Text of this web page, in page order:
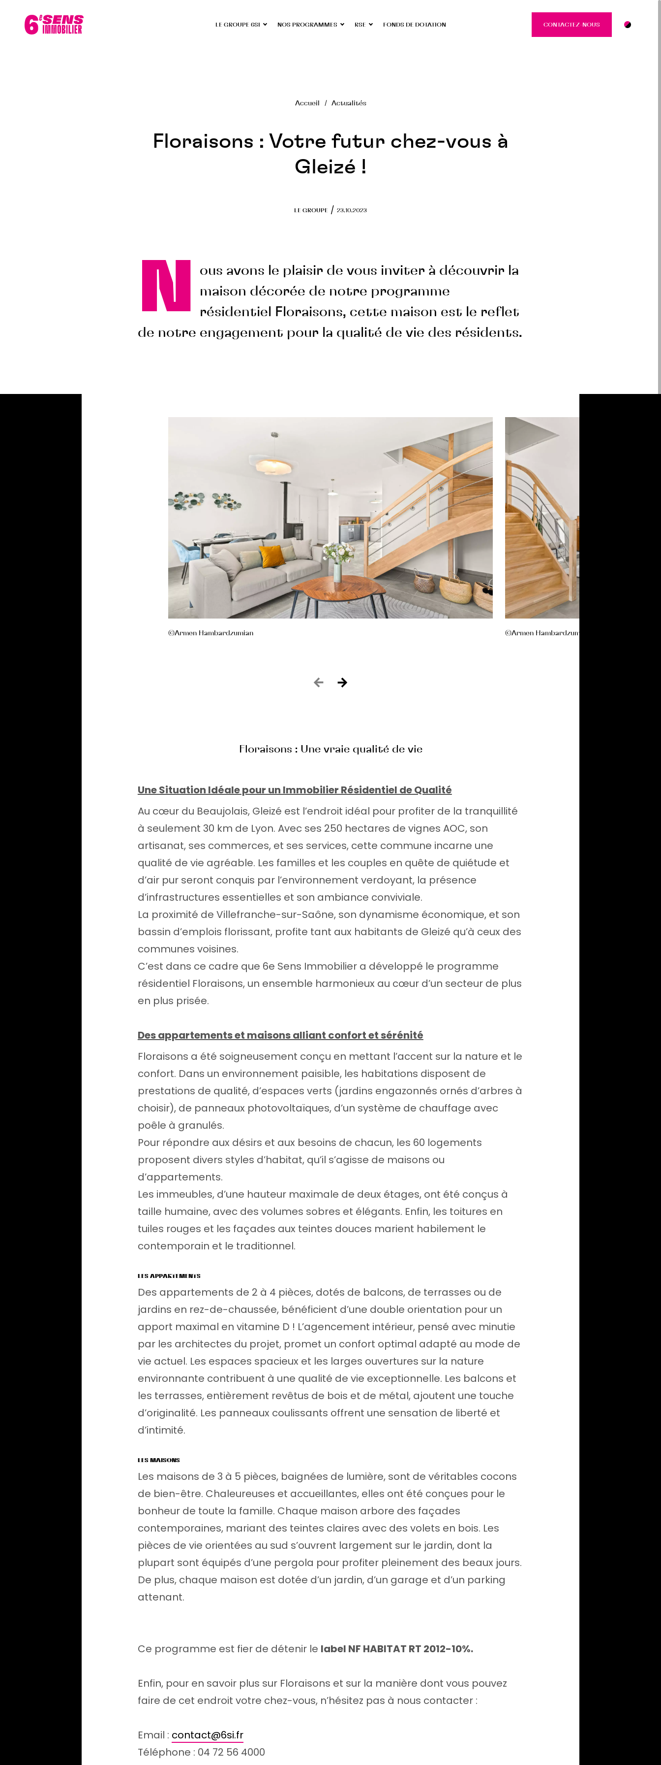
LE GROUPE 6SI NOS PROGRAMMES RSE FONDS DE DOTATION CONTACTEZ-NOUS CONTACTEZ-
Accueil Actualités
Floraisons : Votre futur chez-vous à
Gleizé !
LE GROUPE / 23.10.2023
N
ous avons le plaisir de vous inviter à découvrir la
maison décorée de notre programme
résidentiel Floraisons, cette maison est le reflet
de notre engagement pour la qualité de vie des résidents.
©Armen Hambardzumian ©Armen Hambardzumian
Floraisons : Une vraie qualité de vie
Une Situation Idéale pour un Immobilier Résidentiel de Qualité
Au cœur du Beaujolais, Gleizé est l’endroit idéal pour profiter de la tranquillité
à seulement 30 km de Lyon. Avec ses 250 hectares de vignes AOC, son
artisanat, ses commerces, et ses services, cette commune incarne une
qualité de vie agréable. Les familles et les couples en quête de quiétude et
d’air pur seront conquis par l’environnement verdoyant, la présence
d’infrastructures essentielles et son ambiance conviviale.
La proximité de Villefranche-sur-Saône, son dynamisme économique, et son
bassin d’emplois florissant, profite tant aux habitants de Gleizé qu’à ceux des
communes voisines.
C’est dans ce cadre que 6e Sens Immobilier a développé le programme
résidentiel Floraisons, un ensemble harmonieux au cœur d’un secteur de plus
en plus prisée.
Des appartements et maisons alliant confort et sérénité
Floraisons a été soigneusement conçu en mettant l’accent sur la nature et le
confort. Dans un environnement paisible, les habitations disposent de
prestations de qualité, d’espaces verts (jardins engazonnés ornés d’arbres à
choisir), de panneaux photovoltaïques, d’un système de chauffage avec
poêle à granulés.
Pour répondre aux désirs et aux besoins de chacun, les 60 logements
proposent divers styles d’habitat, qu’il s’agisse de maisons ou
d’appartements.
Les immeubles, d’une hauteur maximale de deux étages, ont été conçus à
taille humaine, avec des volumes sobres et élégants. Enfin, les toitures en
tuiles rouges et les façades aux teintes douces marient habilement le
contemporain et le traditionnel.
LES APPARTEMENTS
Des appartements de 2 à 4 pièces, dotés de balcons, de terrasses ou de
jardins en rez-de-chaussée, bénéficient d’une double orientation pour un
apport maximal en vitamine D ! L’agencement intérieur, pensé avec minutie
par les architectes du projet, promet un confort optimal adapté au mode de
vie actuel. Les espaces spacieux et les larges ouvertures sur la nature
environnante contribuent à une qualité de vie exceptionnelle. Les balcons et
les terrasses, entièrement revêtus de bois et de métal, ajoutent une touche
d’originalité. Les panneaux coulissants offrent une sensation de liberté et
d’intimité.
LES MAISONS
Les maisons de 3 à 5 pièces, baignées de lumière, sont de véritables cocons
de bien-être. Chaleureuses et accueillantes, elles ont été conçues pour le
bonheur de toute la famille. Chaque maison arbore des façades
contemporaines, mariant des teintes claires avec des volets en bois. Les
pièces de vie orientées au sud s’ouvrent largement sur le jardin, dont la
plupart sont équipés d’une pergola pour profiter pleinement des beaux jours.
De plus, chaque maison est dotée d’un jardin, d’un garage et d’un parking
attenant.
Ce programme est fier de détenir le label NF HABITAT RT 2012-10%.
Enfin, pour en savoir plus sur Floraisons et sur la manière dont vous pouvez
faire de cet endroit votre chez-vous, n’hésitez pas à nous contacter :
Email : contact@6si.fr
Téléphone : 04 72 56 4000